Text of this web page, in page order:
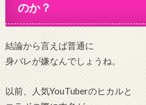
のか？
結論から言えば普通に
身バレが嫌なんでしょうね。
以前、人気YouTuberのヒカルと